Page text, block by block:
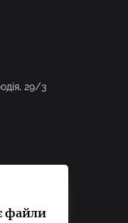
29/3
файли